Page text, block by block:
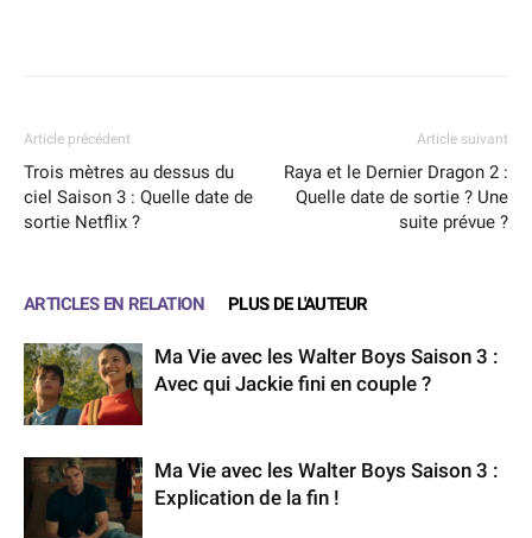
Article précédent
Trois mètres au dessus du
ciel Saison 3 : Quelle date de
sortie Netflix ?
Article suivant
Raya et le Dernier Dragon 2 :
Quelle date de sortie ? Une
suite prévue ?
ARTICLES EN RELATION PLUS DE L'AUTEUR
Ma Vie avec les Walter Boys Saison 3 :
Avec qui Jackie fini en couple ?
Ma Vie avec les Walter Boys Saison 3 :
Explication de la fin !